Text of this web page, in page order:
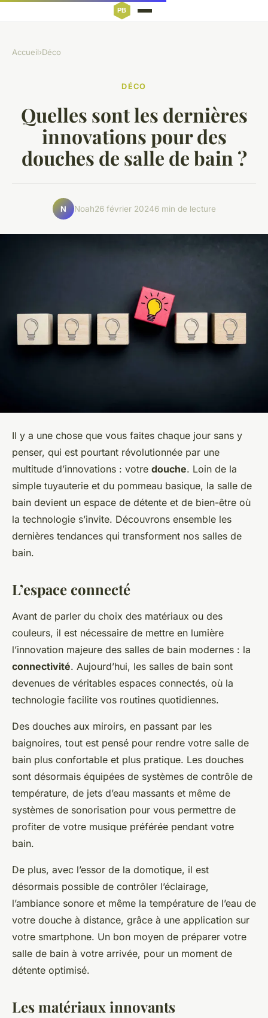
Accueil›Déco
DÉCO
Quelles sont les dernières
innovations pour des
douches de salle de bain ?
N Noah26 février 20246 min de lecture
Il y a une chose que vous faites chaque jour sans y
penser, qui est pourtant révolutionnée par une
multitude d’innovations : votre douche. Loin de la
simple tuyauterie et du pommeau basique, la salle de
bain devient un espace de détente et de bien-être où
la technologie s’invite. Découvrons ensemble les
dernières tendances qui transforment nos salles de
bain.
L’espace connecté
Avant de parler du choix des matériaux ou des
couleurs, il est nécessaire de mettre en lumière
l’innovation majeure des salles de bain modernes : la
connectivité. Aujourd’hui, les salles de bain sont
devenues de véritables espaces connectés, où la
technologie facilite vos routines quotidiennes.
Des douches aux miroirs, en passant par les
baignoires, tout est pensé pour rendre votre salle de
bain plus confortable et plus pratique. Les douches
sont désormais équipées de systèmes de contrôle de
température, de jets d’eau massants et même de
systèmes de sonorisation pour vous permettre de
profiter de votre musique préférée pendant votre
bain.
De plus, avec l’essor de la domotique, il est
désormais possible de contrôler l’éclairage,
l’ambiance sonore et même la température de l’eau de
votre douche à distance, grâce à une application sur
votre smartphone. Un bon moyen de préparer votre
salle de bain à votre arrivée, pour un moment de
détente optimisé.
Les matériaux innovants